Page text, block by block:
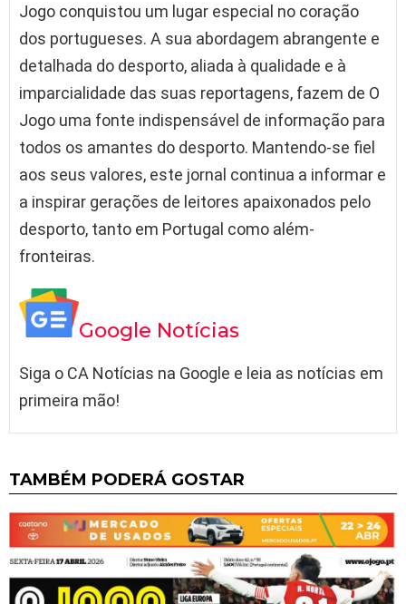
Jogo conquistou um lugar especial no coração
dos portugueses. A sua abordagem abrangente e
detalhada do desporto, aliada à qualidade e à
imparcialidade das suas reportagens, fazem de O
Jogo uma fonte indispensável de informação para
todos os amantes do desporto. Mantendo-se fiel
aos seus valores, este jornal continua a informar e
a inspirar gerações de leitores apaixonados pelo
desporto, tanto em Portugal como além-
fronteiras.
Google Notícias
Siga o CA Notícias na Google e leia as notícias em
primeira mão!
TAMBÉM PODERÁ GOSTAR